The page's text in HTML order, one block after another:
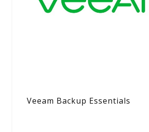
Veeam Backup Essentials